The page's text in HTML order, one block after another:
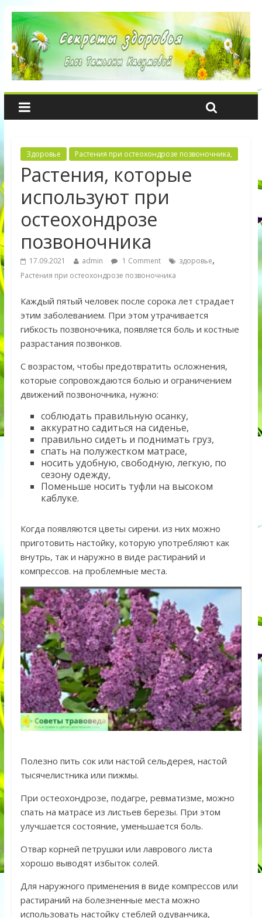
Здоровье Растения при остеохондрозе позвоночника,
Растения, которые
используют при
остеохондрозе
позвоночника
17.09.2021 admin 1 Comment здоровье,
Растения при остеохондрозе позвоночника
Каждый пятый человек после сорока лет страдает
этим заболеванием. При этом утрачивается
гибкость позвоночника, появляется боль и костные
разрастания позвонков.
С возрастом, чтобы предотвратить осложнения,
которые сопровождаются болью и ограничением
движений позвоночника, нужно:
соблюдать правильную осанку,
аккуратно садиться на сиденье,
правильно сидеть и поднимать груз,
спать на полужестком матрасе,
носить удобную, свободную, легкую, по
сезону одежду,
Поменьше носить туфли на высоком
каблуке.
Когда появляются цветы сирени. из них можно
приготовить настойку, которую употребляют как
внутрь, так и наружно в виде растираний и
компрессов. на проблемные места.
Полезно пить сок или настой сельдерея, настой
тысячелистника или пижмы.
При остеохондрозе, подагре, ревматизме, можно
спать на матрасе из листьев березы. При этом
улучшается состояние, уменьшается боль.
Отвар корней петрушки или лаврового листа
хорошо выводят избыток солей.
Для наружного применения в виде компрессов или
растираний на болезненные места можно
использовать настойку стеблей одуванчика,